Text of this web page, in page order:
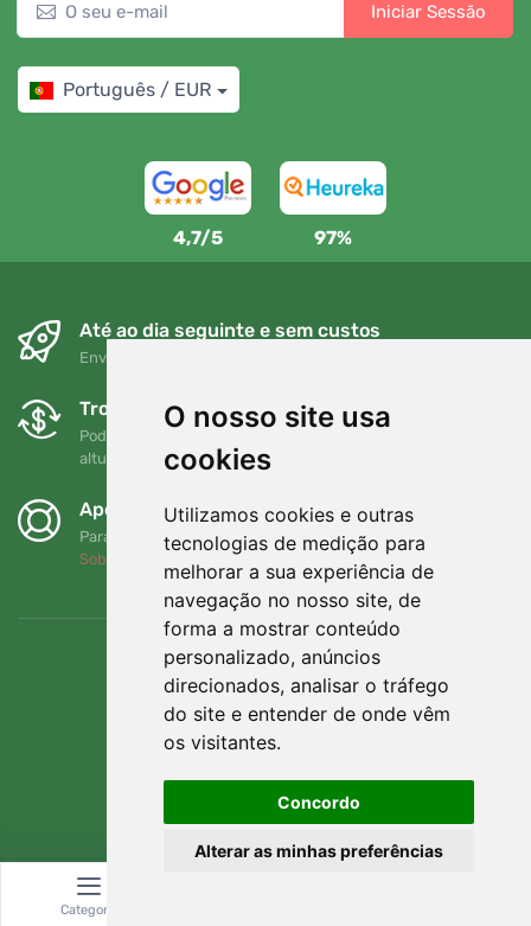
O nosso site usa
cookies
Utilizamos cookies e outras
tecnologias de medição para
melhorar a sua experiência de
navegação no nosso site, de
forma a mostrar conteúdo
personalizado, anúncios
direcionados, analisar o tráfego
do site e entender de onde vêm
os visitantes.
Concordo
Alterar as minhas preferências
Iniciar Sessão
Português / EUR
4,7/5 97%
Até ao dia seguinte e sem custos
Envio gratuito para encomendas superiores a 80 EUR
Trocas e devoluções gratuitas
Pode devolver ou trocar a sua encomenda em qualquer
altura no prazo de 90 dias
Apoiamos a Trees.org
Para cada encomenda plantamos uma árvore! Leia mais
Sobre nós
Categoria